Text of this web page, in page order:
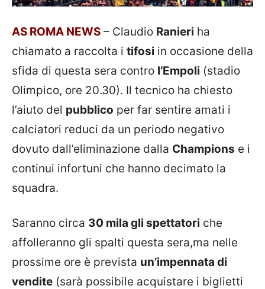
AS ROMA NEWS – Claudio Ranieri ha
chiamato a raccolta i tifosi in occasione della
sfida di questa sera contro l’Empoli (stadio
Olimpico, ore 20.30). Il tecnico ha chiesto
l’aiuto del pubblico per far sentire amati i
calciatori reduci da un periodo negativo
dovuto dall’eliminazione dalla Champions e i
continui infortuni che hanno decimato la
squadra.
Saranno circa 30 mila gli spettatori che
affolleranno gli spalti questa sera,ma nelle
prossime ore è prevista un’impennata di
vendite (sarà possibile acquistare i biglietti